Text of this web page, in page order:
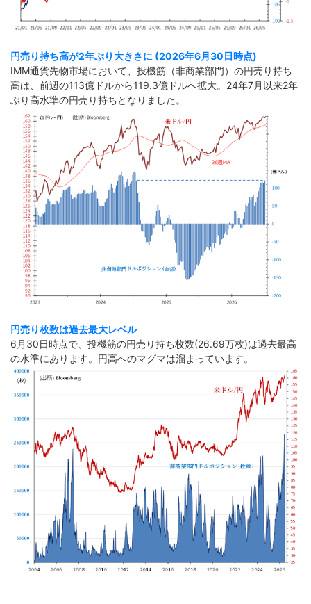
円売り持ち高が2年ぶり大きさに (2026年6月30日時点)
IMM通貨先物市場において、投機筋（非商業部門）の円売り持ち
高は、前週の113億ドルから119.3億ドルへ拡大。24年7月以来2年
ぶり高水準の円売り持ちとなりました。
円売り枚数は過去最大レベル
6月30日時点で、投機筋の円売り持ち枚数(26.69万枚)は過去最高
の水準にあります。円高へのマグマは溜まっています。